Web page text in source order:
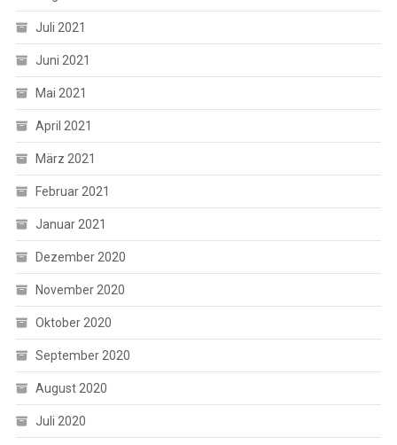
Juli 2021
Juni 2021
Mai 2021
April 2021
März 2021
Februar 2021
Januar 2021
Dezember 2020
November 2020
Oktober 2020
September 2020
August 2020
Juli 2020